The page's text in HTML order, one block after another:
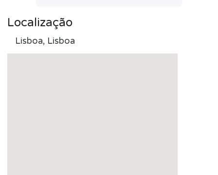
Localização
Lisboa, Lisboa